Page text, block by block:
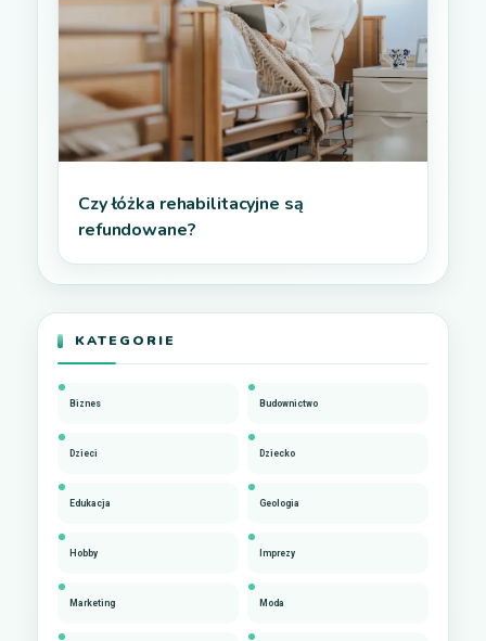
Czy łóżka rehabilitacyjne są
refundowane?
KATEGORIE
Biznes Budownictwo
Dzieci Dziecko
Edukacja Geologia
Hobby Imprezy
Marketing Moda